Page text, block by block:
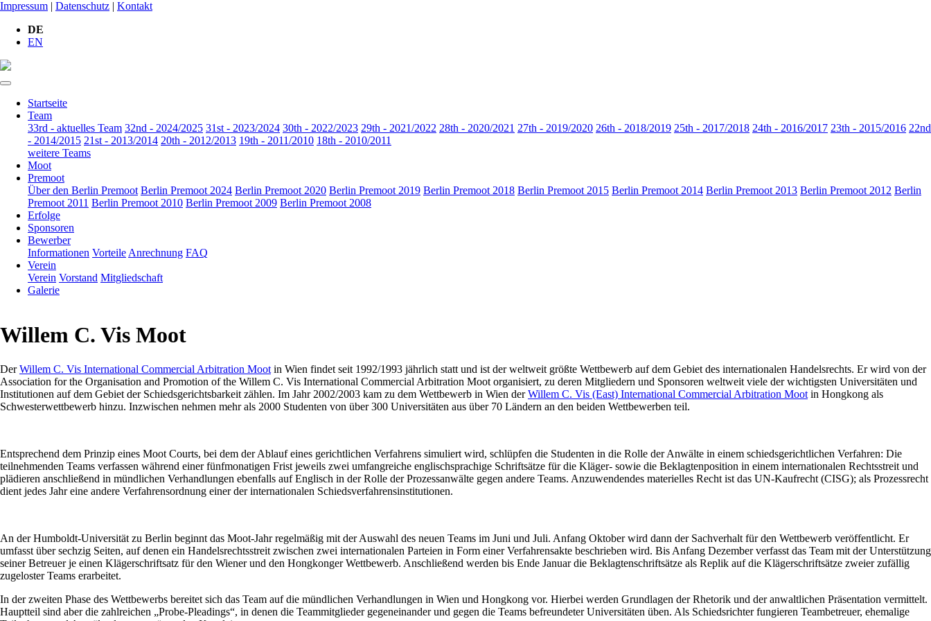
Impressum | Datenschutz | Kontakt
DE
EN
Startseite
Team
33rd - aktuelles Team 32nd - 2024/2025 31st - 2023/2024 30th - 2022/2023 29th - 2021/2022 28th - 2020/2021 27th - 2019/2020 26th - 2018/2019 25th - 2017/2018 24th - 2016/2017 23th - 2015/2016 22nd
- 2014/2015 21st - 2013/2014 20th - 2012/2013 19th - 2011/2010 18th - 2010/2011
weitere Teams
Moot
Premoot
Über den Berlin Premoot Berlin Premoot 2024 Berlin Premoot 2020 Berlin Premoot 2019 Berlin Premoot 2018 Berlin Premoot 2015 Berlin Premoot 2014 Berlin Premoot 2013 Berlin Premoot 2012 Berlin
Premoot 2011 Berlin Premoot 2010 Berlin Premoot 2009 Berlin Premoot 2008
Erfolge
Sponsoren
Bewerber
Informationen Vorteile Anrechnung FAQ
Verein
Verein Vorstand Mitgliedschaft
Galerie
Willem C. Vis Moot
DerWillem C. Vis International Commercial Arbitration Moot in Wien findet seit 1992/1993 jährlich statt und ist der weltweit größte Wettbewerb auf dem Gebiet des internationalen Handelsrechts. Er wird von der
Association for the Organisation and Promotion of the Willem C. Vis International Commercial Arbitration Moot organisiert, zu deren Mitgliedern und Sponsoren weltweit viele der wichtigsten Universitäten und
Institutionen auf dem Gebiet der Schiedsgerichtsbarkeit zählen. Im Jahr 2002/2003 kam zu dem Wettbewerb in Wien derWillem C. Vis (East) International Commercial Arbitration Moot in Hongkong als
Schwesterwettbewerb hinzu. Inzwischen nehmen mehr als 2000 Studenten von über 300 Universitäten aus über 70 Ländern an den beiden Wettbewerben teil.
Entsprechend dem Prinzip eines Moot Courts, bei dem der Ablauf eines gerichtlichen Verfahrens simuliert wird, schlüpfen die Studenten in die Rolle der Anwälte in einem schiedsgerichtlichen Verfahren: Die
teilnehmenden Teams verfassen während einer fünfmonatigen Frist jeweils zwei umfangreiche englischsprachige Schriftsätze für die Kläger- sowie die Beklagtenposition in einem internationalen Rechtsstreit und
plädieren anschließend in mündlichen Verhandlungen ebenfalls auf Englisch in der Rolle der Prozessanwälte gegen andere Teams. Anzuwendendes materielles Recht ist das UN-Kaufrecht (CISG); als Prozessrecht
dient jedes Jahr eine andere Verfahrensordnung einer der internationalen Schiedsverfahrensinstitutionen.
An der Humboldt-Universität zu Berlin beginnt das Moot-Jahr regelmäßig mit der Auswahl des neuen Teams im Juni und Juli. Anfang Oktober wird dann der Sachverhalt für den Wettbewerb veröffentlicht. Er
umfasst über sechzig Seiten, auf denen ein Handelsrechtsstreit zwischen zwei internationalen Parteien in Form einer Verfahrensakte beschrieben wird. Bis Anfang Dezember verfasst das Team mit der Unterstützung
seiner Betreuer je einen Klägerschriftsatz für den Wiener und den Hongkonger Wettbewerb. Anschließend werden bis Ende Januar die Beklagtenschriftsätze als Replik auf die Klägerschriftsätze zweier zufällig
zugeloster Teams erarbeitet.
In der zweiten Phase des Wettbewerbs bereitet sich das Team auf die mündlichen Verhandlungen in Wien und Hongkong vor. Hierbei werden Grundlagen der Rhetorik und der anwaltlichen Präsentation vermittelt.
Hauptteil sind aber die zahlreichen „Probe-Pleadings“, in denen die Teammitglieder gegeneinander und gegen die Teams befreundeter Universitäten üben. Als Schieds­richter fungieren Teambetreuer, ehemalige